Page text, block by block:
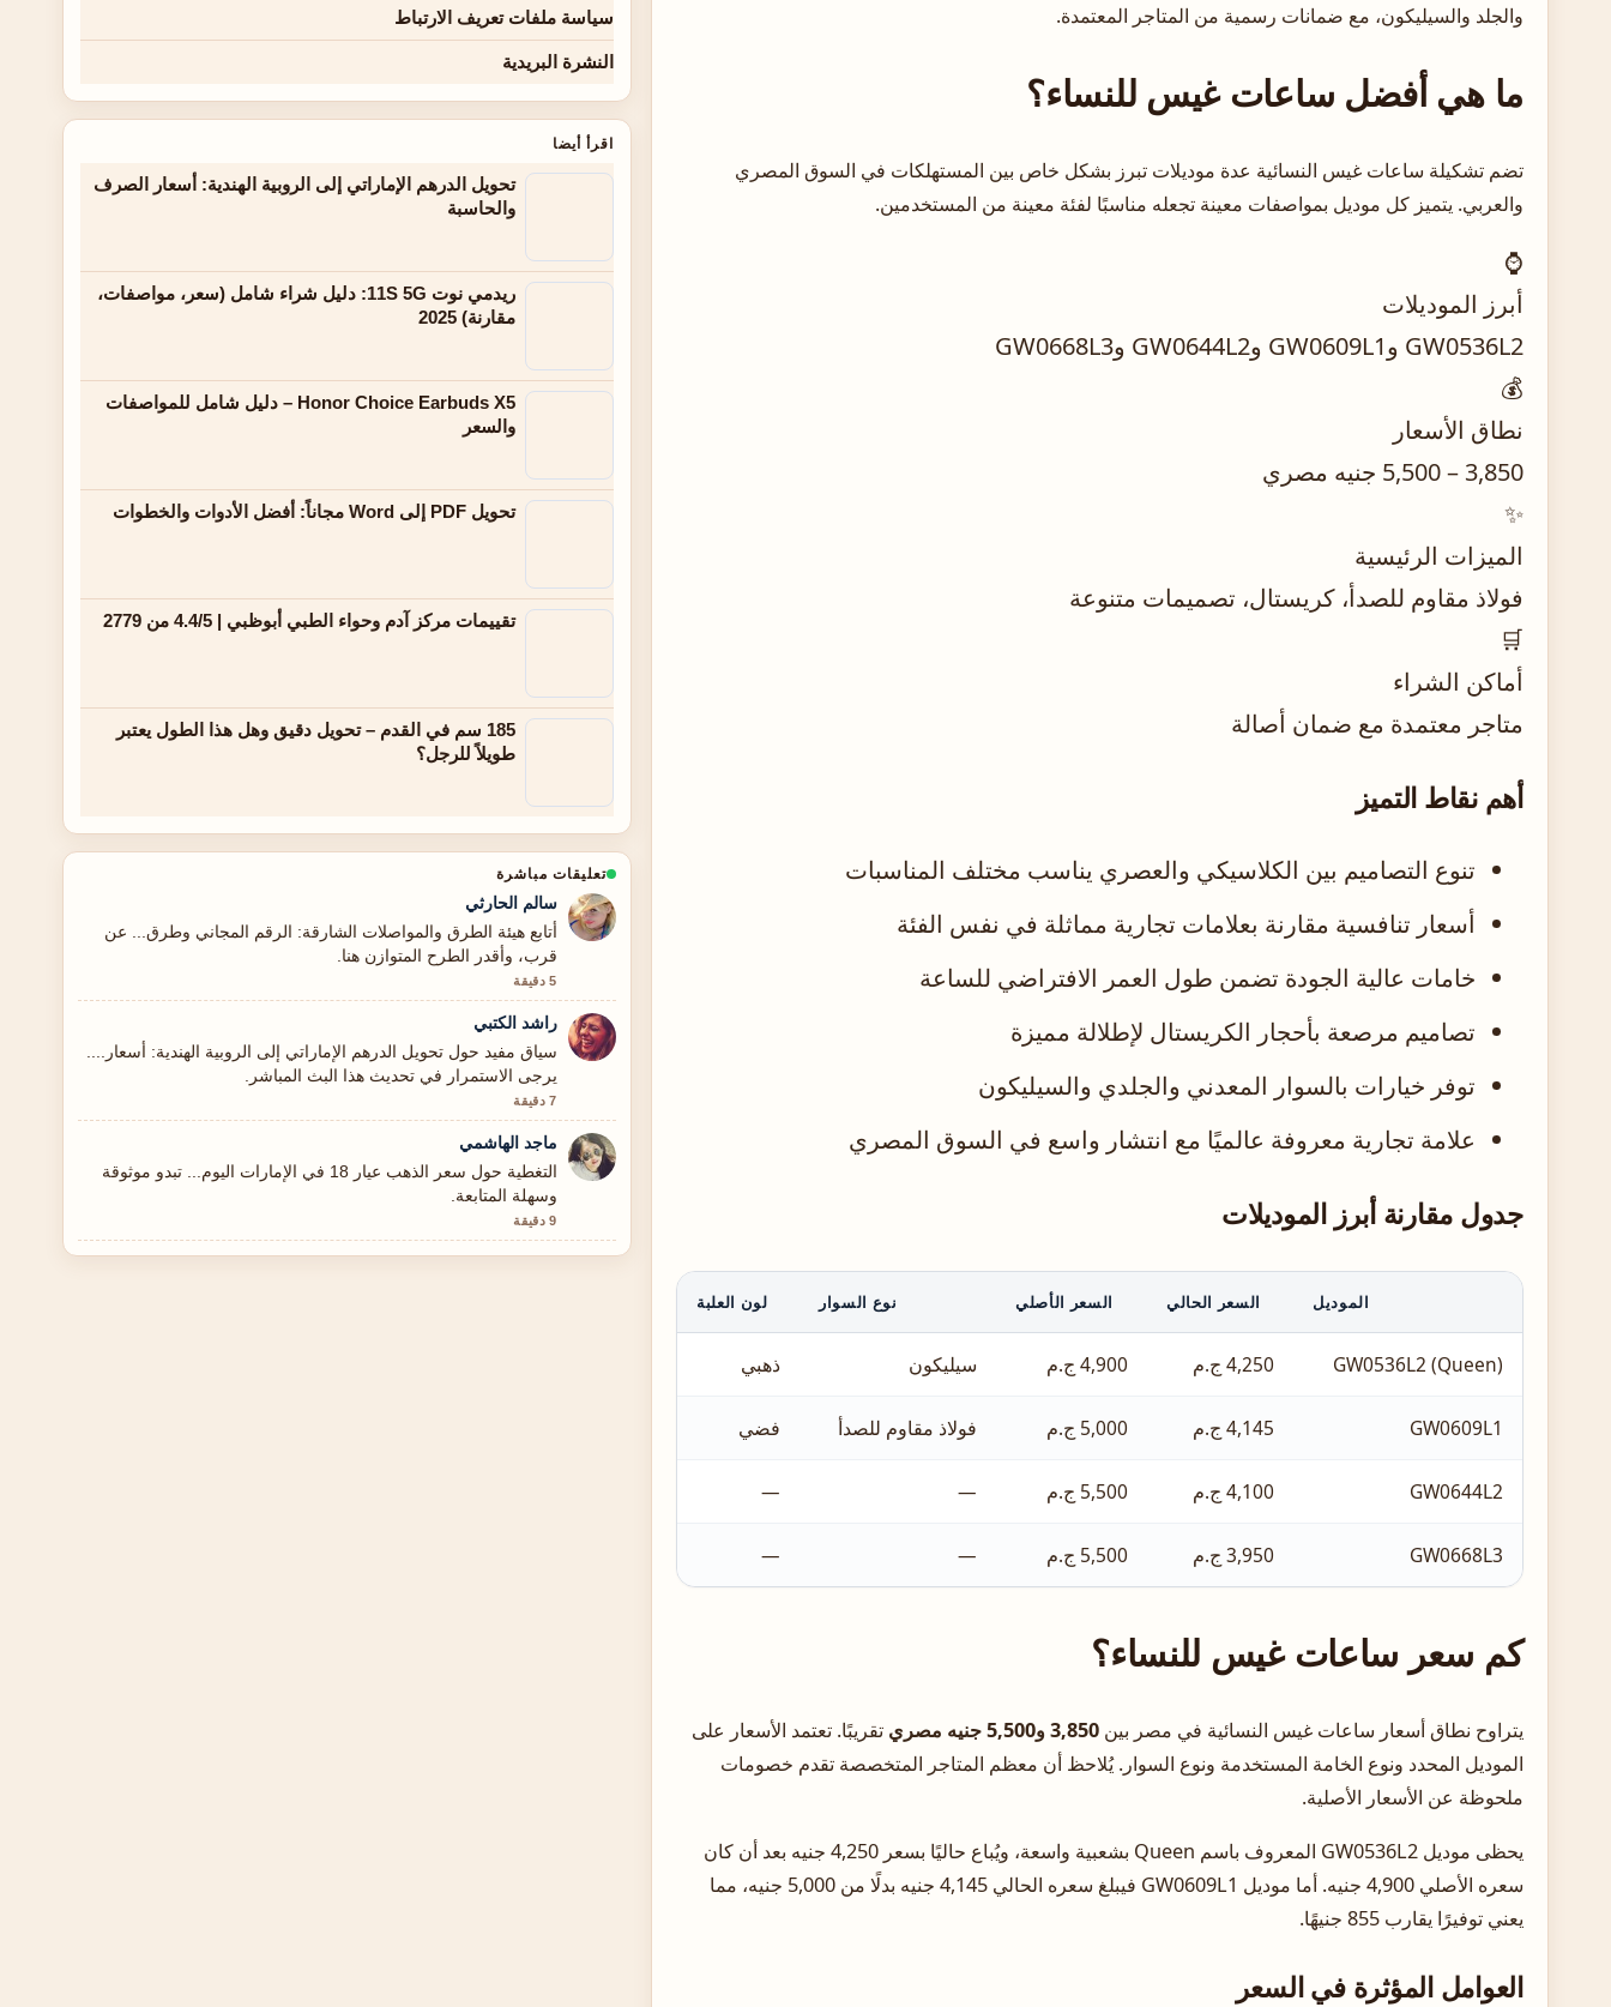
والجلد والسيليكون، مع ضمانات رسمية من المتاجر المعتمدة.
ما هي أفضل ساعات غيس للنساء؟
تضم تشكيلة ساعات غيس النسائية عدة موديلات تبرز بشكل خاص بين المستهلكات في السوق المصري
والعربي. يتميز كل موديل بمواصفات معينة تجعله مناسبًا لفئة معينة من المستخدمين.
⌚
أبرز الموديلات
GW0536L2 وGW0609L1 وGW0644L2 وGW0668L3
💰
نطاق الأسعار
3,850 – 5,500 جنيه مصري
✨
الميزات الرئيسية
فولاذ مقاوم للصدأ، كريستال، تصميمات متنوعة
🛒
أماكن الشراء
متاجر معتمدة مع ضمان أصالة
أهم نقاط التميز
تنوع التصاميم بين الكلاسيكي والعصري يناسب مختلف المناسبات
أسعار تنافسية مقارنة بعلامات تجارية مماثلة في نفس الفئة
خامات عالية الجودة تضمن طول العمر الافتراضي للساعة
تصاميم مرصعة بأحجار الكريستال لإطلالة مميزة
توفر خيارات بالسوار المعدني والجلدي والسيليكون
علامة تجارية معروفة عالميًا مع انتشار واسع في السوق المصري
جدول مقارنة أبرز الموديلات
الموديل السعر الحالي السعر الأصلي نوع السوار لون العلبة
GW0536L2 (Queen) 4,250 ج.م 4,900 ج.م سيليكون ذهبي
GW0609L1 4,145 ج.م 5,000 ج.م فولاذ مقاوم للصدأ فضي
GW0644L2 4,100 ج.م 5,500 ج.م —
—
GW0668L3 3,950 ج.م 5,500 ج.م —
—
كم سعر ساعات غيس للنساء؟
يتراوح نطاق أسعار ساعات غيس النسائية في مصر بين 3,850 و5,500 جنيه مصري
تقريبًا. تعتمد الأسعار على
الموديل المحدد ونوع الخامة المستخدمة ونوع السوار. يُلاحظ أن معظم المتاجر المتخصصة تقدم خصومات
ملحوظة عن الأسعار الأصلية.
يحظى موديل GW0536L2 المعروف باسم Queen بشعبية واسعة، ويُباع حاليًا بسعر 4,250 جنيه بعد أن كان
سعره الأصلي 4,900 جنيه. أما موديل GW0609L1 فيبلغ سعره الحالي 4,145 جنيه بدلًا من 5,000 جنيه، مما
يعني توفيرًا يقارب 855 جنيهًا.
العوامل المؤثرة في السعر
سياسة ملفات تعريف الارتباط
النشرة البريدية
اقرأ أيضا
تحويل الدرهم الإماراتي إلى الروبية الهندية: أسعار الصرف
والحاسبة
ريدمي نوت 11S 5G: دليل شراء شامل (سعر، مواصفات،
مقارنة) 2025
Honor Choice Earbuds X5 – دليل شامل للمواصفات
والسعر
تحويل PDF إلى Word مجاناً: أفضل الأدوات والخطوات
تقييمات مركز آدم وحواء الطبي أبوظبي | 4.4/5 من 2779
185 سم في القدم – تحويل دقيق وهل هذا الطول يعتبر
طويلاً للرجل؟
تعليقات مباشرة
سالم الحارثي
أتابع هيئة الطرق والمواصلات الشارقة: الرقم المجاني وطرق... عن
قرب، وأقدر الطرح المتوازن هنا.
5 دقيقة
راشد الكتبي
سياق مفيد حول تحويل الدرهم الإماراتي إلى الروبية الهندية: أسعار....
يرجى الاستمرار في تحديث هذا البث المباشر.
7 دقيقة
ماجد الهاشمي
التغطية حول سعر الذهب عيار 18 في الإمارات اليوم... تبدو موثوقة
وسهلة المتابعة.
9 دقيقة